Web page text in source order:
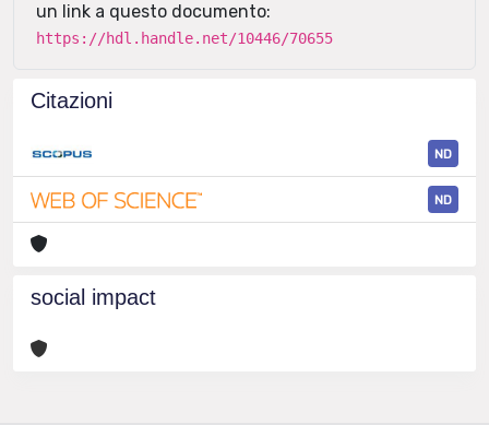
un link a questo documento:
https://hdl.handle.net/10446/70655
Citazioni
ND
ND
social impact